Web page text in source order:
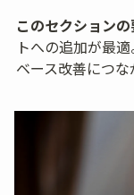
このセクションの
トへの追加が最
ベース改善につな